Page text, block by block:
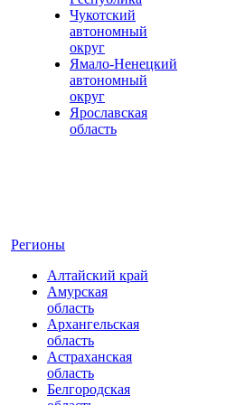
Чукотский
автономный
округ
Ямало-Ненецкий
автономный
округ
Ярославская
область
Регионы
Алтайский край
Амурская
область
Архангельская
область
Астраханская
область
Белгородская